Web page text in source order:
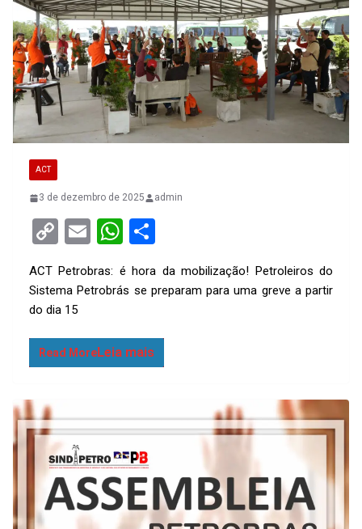
ACT
3 de dezembro de 2025 admin
C
py
Li
n
k
E
ail
W
at
A
p
ar
ACT Petrobras: é hora da mobilização! Petroleiros do
Sistema Petrobrás se preparam para uma greve a partir
do dia 15
Read More